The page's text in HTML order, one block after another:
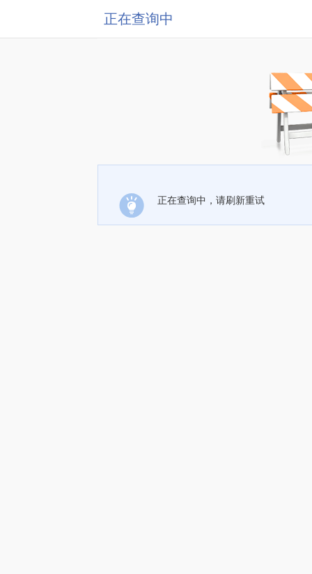
正在查询中
正在查询中，请刷新重试